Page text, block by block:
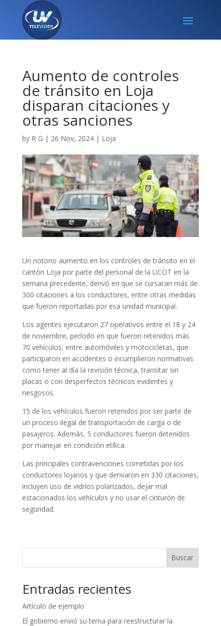
Aumento de controles
de tránsito en Loja
disparan citaciones y
otras sanciones
by R G | 26 Nov, 2024| Loja
Un notorio aumento en los controles de tránsito en el
cantón Loja por parte del personal de la UCOT en la
semana precedente, derivó en que se cursaran más de
300 citaciones a los conductores, entre otras medidas
que fueron reportadas por esa unidad municipal.
Los agentes ejecutaron 27 operativos entre el 18 y 24
de noviembre, período en que fueron retenidos más
70 vehículos, entre automóviles y motocicletas, que
participaron en accidentes o incumplieron normativas
como tener al día la revisión técnica, transitar sin
placas o con desperfectos técnicos evidentes y
riesgosos.
15 de los vehículos fueron retenidos por ser parte de
un proceso ilegal de transportación de carga o de
pasajeros. Además, 5 conductores fueron detenidos
por manejar en condición etílica.
Las principales contravenciones cometidas por los
conductores lojanos y que derivaron en 330 citaciones,
incluyen uso de vidrios polarizados, dejar mal
estacionados los vehículos y no usar el cinturón de
seguridad.
Buscar
Entradas recientes
Artículo de ejemplo
El gobierno envió su terna para reestructurar la